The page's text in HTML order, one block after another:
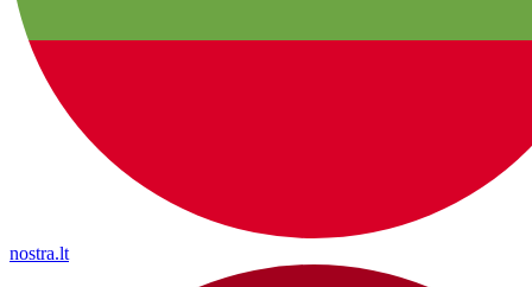
nostra.lt